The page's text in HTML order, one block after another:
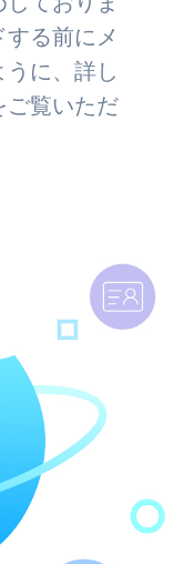
る前にメ
に、詳し
ご覧いただ